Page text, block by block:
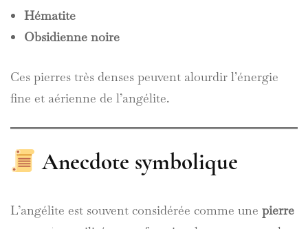
Hématite
Obsidienne noire
Ces pierres très denses peuvent alourdir l’énergie
fine et aérienne de l’angélite.
Anecdote symbolique
L’angélite est souvent considérée comme une pierre